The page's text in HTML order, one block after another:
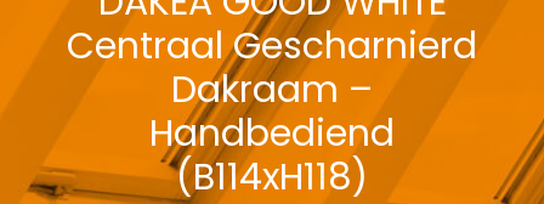
Centraal Gescharnierd
Dakraam –
Handbediend
(B114xH118)